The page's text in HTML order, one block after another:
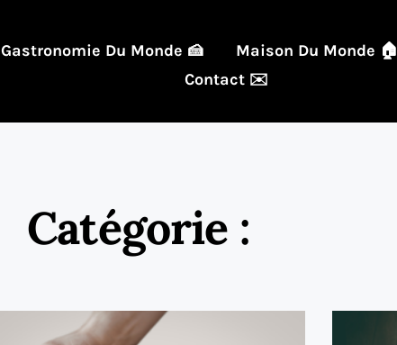
Gastronomie Du Monde 🍰 Maison Du Monde 🏠
Contact ✉️
Catégorie :